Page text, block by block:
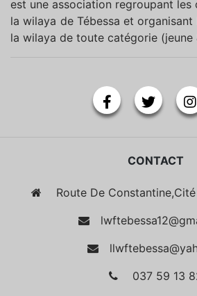
est une association regroupant
la wilaya de Tébessa et
la wilaya de toute catégorie (jeune
CONTACT
Route De
037 59 13